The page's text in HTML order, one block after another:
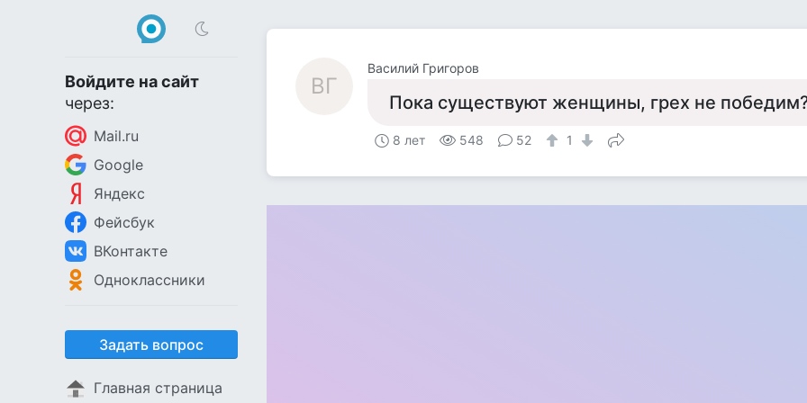
Войдите на сайт
через:
Mail.ru
Google
Яндекс
Фейсбук
ВКонтакте
Одноклассники
Задать вопрос
Главная страница
ВГ
Василий Григоров
Пока существуют женщины, грех не
8 лет 548 52 1